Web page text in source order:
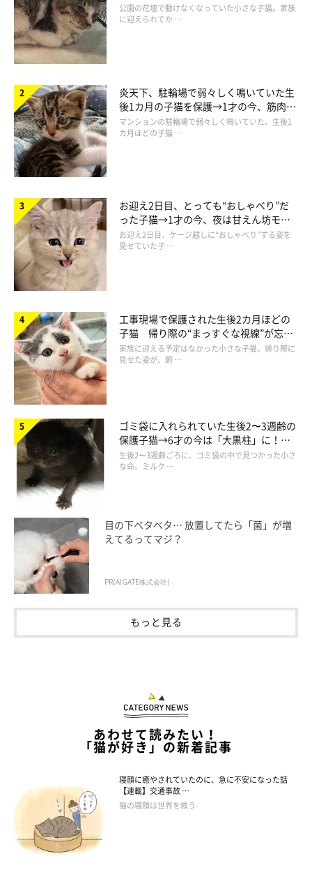
ームチーズデニッシュ&くるみパンセット」「メロンパンセッ
ト」「ベーグルセット」「いちごメロンパンセット」「パンの包
装セット」の全7種類（各300円／税込）。
@minilovekiko0331
どれも細部まで丁寧に作られていて、本物のパンのように見えて
きませんか？
猫好きにはたまらないデザインで、見ていてキュンとしちゃいま
す！ これは全部集めて並べたくなってしまいますね。
と“姉妹”のような関係に
公園の花壇で動けなくなっていた小さな子猫。家族
に迎えられてか …
炎天下、駐輪場で弱々しく鳴いていた生
後1カ月の子猫を保護→1才の今、筋肉質
でツンデレなコに成長
マンションの駐輪場で弱々しく鳴いていた、生後1
カ月ほどの子猫 …
お迎え2日目、とっても“おしゃべり”だ
った子猫→1才の今、夜は甘えん坊モー
ドになるコに成長！
お迎え2日目、ケージ越しに“おしゃべり”する姿を
見せていた子 …
工事現場で保護された生後2カ月ほどの
子猫 帰り際の“まっすぐな視線”が忘れ
られず、家族の一員に
家族に迎える予定はなかった小さな子猫。帰り際に
見せた姿が、飼 …
ゴミ袋に入れられていた生後2〜3週齢の
保護子猫→6才の今は「大黒柱」に！
美しい黒猫に成長した姿にグッとくる
生後2〜3週齢ごろに、ゴミ袋の中で見つかった小さ
な命。ミルク …
目の下ベタベタ… 放置してたら「菌」が増
えてるってマジ？
PR(AIGATE株式会社)
もっと見る
あわせて読みたい！
「猫が好き」の新着記事
寝顔に癒やされていたのに、急に不安になった話
【連載】交通事故 …
猫の寝顔は世界を救う